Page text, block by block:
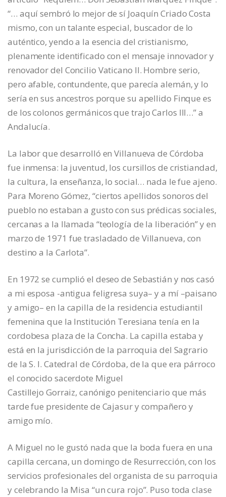
“… aquí sembró lo mejor de sí Joaquín Criado Costa
mismo, con un talante especial, buscador de lo
auténtico, yendo a la esencia del cristianismo,
plenamente identificado con el mensaje innovador y
renovador del Concilio Vaticano II. Hombre serio,
pero afable, contundente, que parecía alemán, y lo
sería en sus ancestros porque su apellido Finque es
de los colonos germánicos que trajo Carlos III…” a
Andalucía.
La labor que desarrolló en Villanueva de Córdoba
fue inmensa: la juventud, los cursillos de cristiandad,
la cultura, la enseñanza, lo social… nada le fue ajeno.
Para Moreno Gómez, “ciertos apellidos sonoros del
pueblo no estaban a gusto con sus prédicas sociales,
cercanas a la llamada “teología de la liberación” y en
marzo de 1971 fue trasladado de Villanueva, con
destino a la Carlota”.
En 1972 se cumplió el deseo de Sebastián y nos casó
a mi esposa -antigua feligresa suya– y a mí –paisano
y amigo– en la capilla de la residencia estudiantil
femenina que la Institución Teresiana tenía en la
cordobesa plaza de la Concha. La capilla estaba y
está en la jurisdicción de la parroquia del Sagrario
de la S. I. Catedral de Córdoba, de la que era párroco
el conocido sacerdote Miguel
Castillejo Gorraiz, canónigo penitenciario que más
tarde fue presidente de Cajasur y compañero y
amigo mío.
A Miguel no le gustó nada que la boda fuera en una
capilla cercana, un domingo de Resurrección, con los
servicios profesionales del organista de su parroquia
y celebrando la Misa “un cura rojo”. Puso toda clase